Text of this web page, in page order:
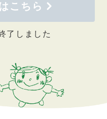
こちら
了しました